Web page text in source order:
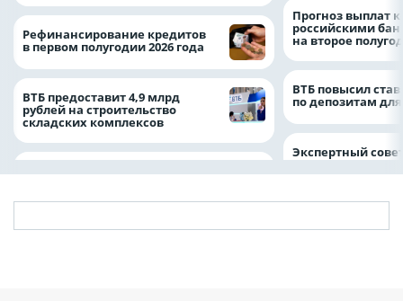
Рефинансирование кредитов
в первом полугодии 2026 года
ВТБ предоставит 4,9 млрд
рублей на строительство
складских комплексов
Прогноз выплат
российскими
на второе
ВТБ повысил
по депозитам
Экспертный